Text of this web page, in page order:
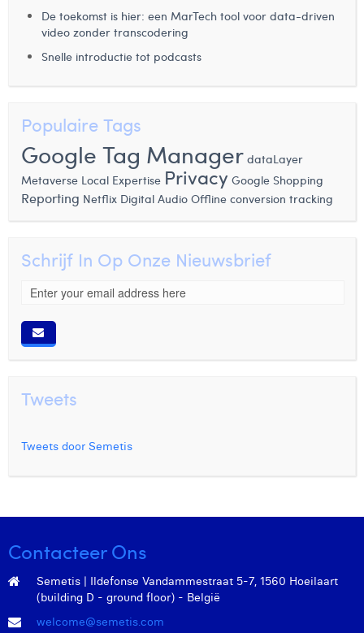
De toekomst is hier: een MarTech tool voor data-driven
video zonder transcodering
Snelle introductie tot podcasts
Populaire Tags
Google Tag Manager dataLayer
Metaverse Local Expertise Privacy Google Shopping
Reporting Netflix Digital Audio Offline conversion tracking
Schrijf In Op Onze Nieuwsbrief
Tweets
Tweets door Semetis
Contacteer Ons
Semetis | Ildefonse Vandammestraat 5-7, 1560 Hoeilaart
(building D - ground floor) - België
welcome@semetis.com